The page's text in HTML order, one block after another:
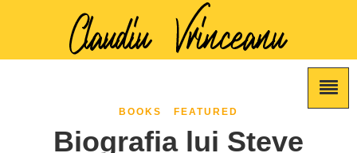
BOOKS FEATURED
Biografia lui Steve